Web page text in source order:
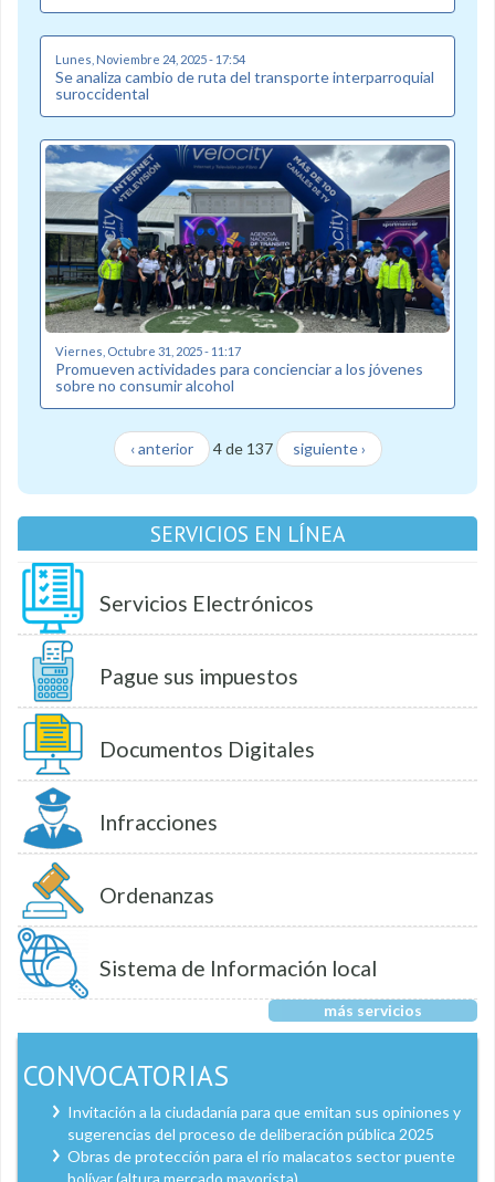
Lunes, Noviembre 24, 2025 - 17:54
Se analiza cambio de ruta del transporte interparroquial
suroccidental
Viernes, Octubre 31, 2025 - 11:17
Promueven actividades para concienciar a los jóvenes
sobre no consumir alcohol
‹ anterior 4 de 137 siguiente ›
SERVICIOS EN LÍNEA
Servicios Electrónicos
Pague sus impuestos
Documentos Digitales
Infracciones
Ordenanzas
Sistema de Información local
más servicios
CONVOCATORIAS
Invitación a la ciudadanía para que emitan sus opiniones y
sugerencias del proceso de deliberación pública 2025
Obras de protección para el río malacatos sector puente
bolívar (altura mercado mayorista)